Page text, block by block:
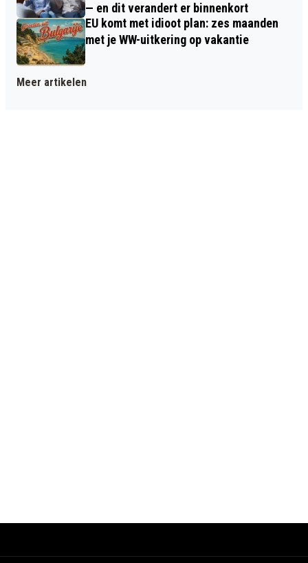
— en dit verandert er binnenkort
EU komt met idioot plan: zes maanden
met je WW-uitkering op vakantie
Meer artikelen